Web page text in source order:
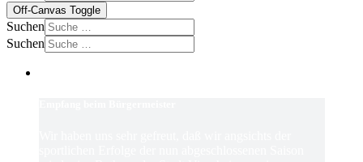
Off-Canvas Toggle
Suchen
Suchen